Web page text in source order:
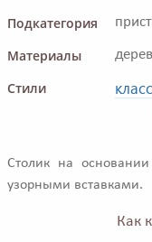
Подкатегория
Материалы
Стили
Столик на
узорными вставками.
Как